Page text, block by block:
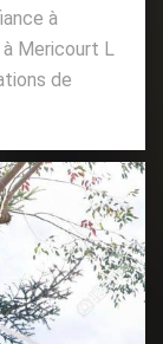
à
à Mericourt L
de